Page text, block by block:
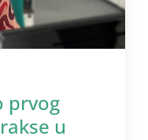
prvog
u